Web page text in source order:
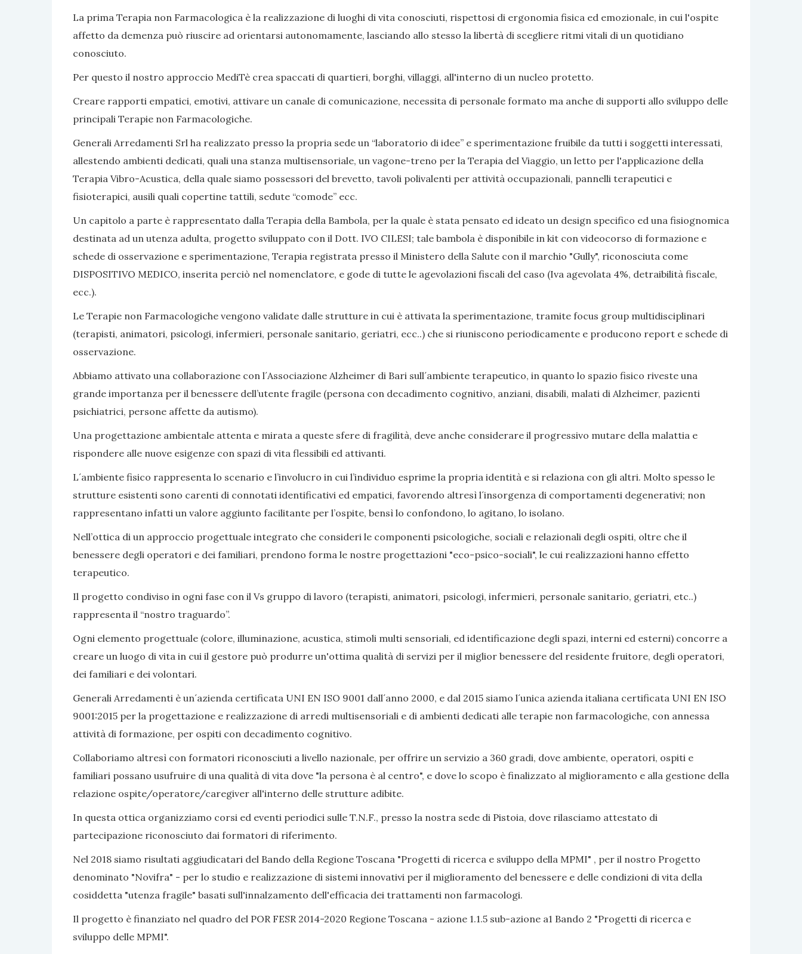
La prima Terapia non Farmacologica è la realizzazione di luoghi di vita conosciuti, rispettosi di ergonomia fisica ed emozionale, in cui l'ospite
affetto da demenza può riuscire ad orientarsi autonomamente, lasciando allo stesso la libertà di scegliere ritmi vitali di un quotidiano
conosciuto.
Per questo il nostro approccio MediTè crea spaccati di quartieri, borghi, villaggi, all'interno di un nucleo protetto.
Creare rapporti empatici, emotivi, attivare un canale di comunicazione, necessita di personale formato ma anche di supporti allo sviluppo delle
principali Terapie non Farmacologiche.
Generali Arredamenti Srl ha realizzato presso la propria sede un “laboratorio di idee” e sperimentazione fruibile da tutti i soggetti interessati,
allestendo ambienti dedicati, quali una stanza multisensoriale, un vagone-treno per la Terapia del Viaggio, un letto per l'applicazione della
Terapia Vibro-Acustica, della quale siamo possessori del brevetto, tavoli polivalenti per attività occupazionali, pannelli terapeutici e
fisioterapici, ausili quali copertine tattili, sedute “comode” ecc.
Un capitolo a parte è rappresentato dalla Terapia della Bambola, per la quale è stata pensato ed ideato un design specifico ed una fisiognomica
destinata ad un utenza adulta, progetto sviluppato con il Dott. IVO CILESI; tale bambola è disponibile in kit con videocorso di formazione e
schede di osservazione e sperimentazione, Terapia registrata presso il Ministero della Salute con il marchio "Gully", riconosciuta come
DISPOSITIVO MEDICO, inserita perciò nel nomenclatore, e gode di tutte le agevolazioni fiscali del caso (Iva agevolata 4%, detraibilità fiscale,
ecc.).
Le Terapie non Farmacologiche vengono validate dalle strutture in cui è attivata la sperimentazione, tramite focus group multidisciplinari
(terapisti, animatori, psicologi, infermieri, personale sanitario, geriatri, ecc..) che si riuniscono periodicamente e producono report e schede di
osservazione.
Abbiamo attivato una collaborazione con l´Associazione Alzheimer di Bari sull´ambiente terapeutico, in quanto lo spazio fisico riveste una
grande importanza per il benessere dell’utente fragile (persona con decadimento cognitivo, anziani, disabili, malati di Alzheimer, pazienti
psichiatrici, persone affette da autismo).
Una progettazione ambientale attenta e mirata a queste sfere di fragilità, deve anche considerare il progressivo mutare della malattia e
rispondere alle nuove esigenze con spazi di vita flessibili ed attivanti.
L´ambiente fisico rappresenta lo scenario e l’involucro in cui l’individuo esprime la propria identità e si relaziona con gli altri. Molto spesso le
strutture esistenti sono carenti di connotati identificativi ed empatici, favorendo altresì l´insorgenza di comportamenti degenerativi; non
rappresentano infatti un valore aggiunto facilitante per l’ospite, bensì lo confondono, lo agitano, lo isolano.
Nell’ottica di un approccio progettuale integrato che consideri le componenti psicologiche, sociali e relazionali degli ospiti, oltre che il
benessere degli operatori e dei familiari, prendono forma le nostre progettazioni "eco-psico-sociali", le cui realizzazioni hanno effetto
terapeutico.
Il progetto condiviso in ogni fase con il Vs gruppo di lavoro (terapisti, animatori, psicologi, infermieri, personale sanitario, geriatri, etc..)
rappresenta il “nostro traguardo”.
Ogni elemento progettuale (colore, illuminazione, acustica, stimoli multi sensoriali, ed identificazione degli spazi, interni ed esterni) concorre a
creare un luogo di vita in cui il gestore può produrre un'ottima qualità di servizi per il miglior benessere del residente fruitore, degli operatori,
dei familiari e dei volontari.
Generali Arredamenti è un´azienda certificata UNI EN ISO 9001 dall´anno 2000, e dal 2015 siamo l´unica azienda italiana certificata UNI EN ISO
9001:2015 per la progettazione e realizzazione di arredi multisensoriali e di ambienti dedicati alle terapie non farmacologiche, con annessa
attività di formazione, per ospiti con decadimento cognitivo.
Collaboriamo altresì con formatori riconosciuti a livello nazionale, per offrire un servizio a 360 gradi, dove ambiente, operatori, ospiti e
familiari possano usufruire di una qualità di vita dove "la persona è al centro", e dove lo scopo è finalizzato al miglioramento e alla gestione della
relazione ospite/operatore/caregiver all'interno delle strutture adibite.
In questa ottica organizziamo corsi ed eventi periodici sulle T.N.F., presso la nostra sede di Pistoia, dove rilasciamo attestato di
partecipazione riconosciuto dai formatori di riferimento.
Nel 2018 siamo risultati aggiudicatari del Bando della Regione Toscana "Progetti di ricerca e sviluppo della MPMI" , per il nostro Progetto
denominato "Novifra" - per lo studio e realizzazione di sistemi innovativi per il miglioramento del benessere e delle condizioni di vita della
cosiddetta "utenza fragile" basati sull'innalzamento dell'efficacia dei trattamenti non farmacologi.
Il progetto è finanziato nel quadro del POR FESR 2014-2020 Regione Toscana - azione 1.1.5 sub-azione a1 Bando 2 "Progetti di ricerca e
sviluppo delle MPMI".